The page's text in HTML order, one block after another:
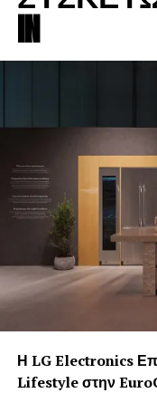
πρακτικών που
παραγωγή των
συμμόρφωση της
IN
Η LG Electronics
Lifestyle στην